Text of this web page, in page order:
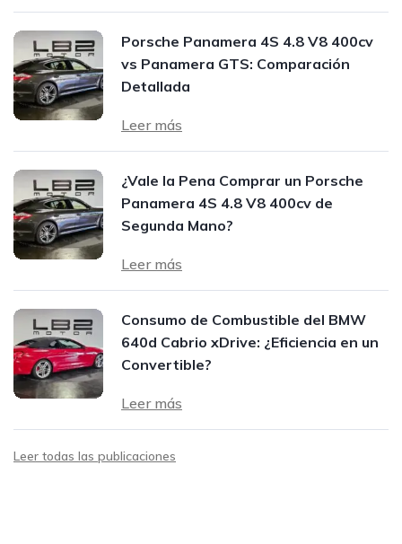
Porsche Panamera 4S 4.8 V8 400cv
vs Panamera GTS: Comparación
Detallada
Leer más
¿Vale la Pena Comprar un Porsche
Panamera 4S 4.8 V8 400cv de
Segunda Mano?
Leer más
Consumo de Combustible del BMW
640d Cabrio xDrive: ¿Eficiencia en un
Convertible?
Leer más
Leer todas las publicaciones